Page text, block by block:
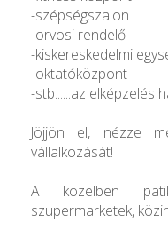
-szépségszalon
-orvosi rendelő
-kiskereskedelmi
-oktatóközpont
-stb......az elképzelés
Jöjjön el, nézze
vállalkozását!
A közelben
szupermarketek,